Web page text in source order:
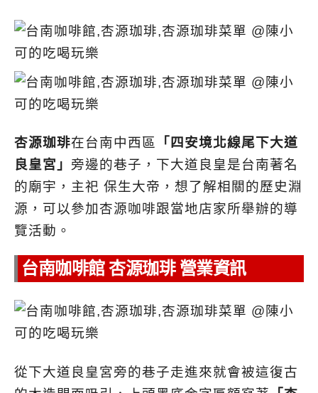
杏源珈琲在台南中西區 「四安境北線尾下大道
良皇宮」 旁邊的巷子，下大道良皇是台南著名
的廟宇，主祀 保生大帝，想了解相關的歷史淵
源，可以參加杏源咖啡跟當地店家所舉辦的導
覽活動。
台南咖啡館 杏源珈琲 營業資訊
從下大道良皇宮旁的巷子走進來就會被這復古